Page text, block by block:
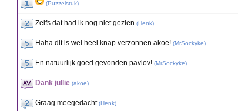
(Puzzelstuk)
Zelfs dat had ik nog niet gezien (Henk)
Haha dit is wel heel knap verzonnen akoe! (MrSockyke)
En natuurlijk goed gevonden pavlov! (MrSockyke)
Dank jullie (akoe)
Graag meegedacht (Henk)